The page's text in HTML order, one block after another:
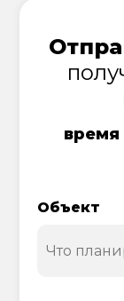
время
Объект